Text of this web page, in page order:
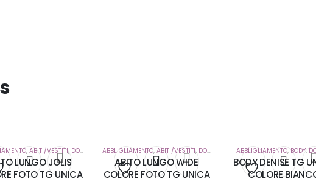
, ABITI/VESTITI, DONNA
LUNGO JOLIS
FOTO TG UNICA
ABBLIGLIAMENTO, ABITI/VESTITI, DONNA
ABITO LUNGO WIDE
COLORE FOTO TG UNICA
ABBLIGLIAMENTO, BODY,
BODY DENISE TG
COLORE